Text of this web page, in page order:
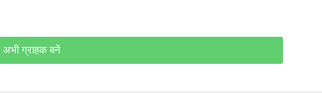
अभी ग्राहक बनें